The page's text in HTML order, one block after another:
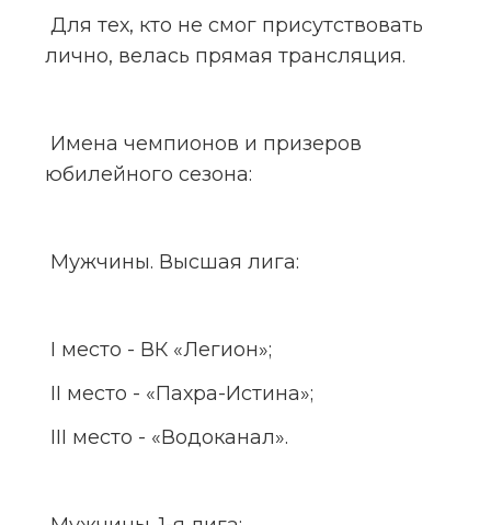
лично, велась прямая трансляция.
юбилейного сезона:
Мужчины. Высшая лига:
I место - ВК «Легион»;
II место - «Пахра-Истина»;
III место - «Водоканал».